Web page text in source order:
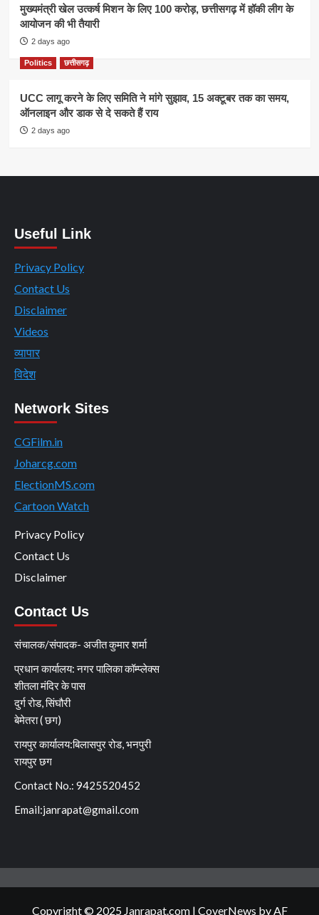
मुख्यमंत्री खेल उत्कर्ष मिशन के लिए 100 करोड़, छत्तीसगढ़ में हॉकी लीग के
आयोजन की भी तैयारी
2 days ago
Politics छत्तीसगढ़
UCC लागू करने के लिए समिति ने मांगे सुझाव, 15 अक्टूबर तक का समय,
ऑनलाइन और डाक से दे सकते हैं राय
2 days ago
Useful Link
Privacy Policy
Contact Us
Disclaimer
Videos
व्यापार
विदेश
Network Sites
CGFilm.in
Joharcg.com
ElectionMS.com
Cartoon Watch
Privacy Policy
Contact Us
Disclaimer
Contact Us
संचालक/संपादक- अजीत कुमार शर्मा
प्रधान कार्यालय: नगर पालिका कॉम्प्लेक्स
शीतला मंदिर के पास
दुर्ग रोड, सिंघौरी
बेमेतरा ( छग)
रायपुर कार्यालय:बिलासपुर रोड, भनपुरी
रायपुर छग
Contact No.: 9425520452
Email:janrapat@gmail.com
Copyright © 2025 Janrapat.com | CoverNews by AF